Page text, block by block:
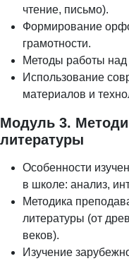
чтение, письмо).
Формирование
грамотности.
Методы работы над
Использование
материалов и
Модуль 3.
литературы
Особенности
в школе: анализ,
Методика
литературы (от
веков).
Изучение